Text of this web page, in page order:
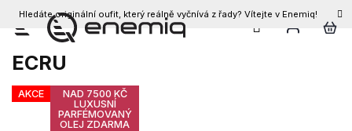
Přejít
obsah
Hledáte originální oufit, který reálně vyčnívá z řady? Vítejte v Enemiq!
CZK
Pánské triko CIPO & BAXX CT787
ECRU
AKCE
NAD 7500 KČ
LUXUSNÍ
PARFÉMOVANÝ
OLEJ ZDARMA